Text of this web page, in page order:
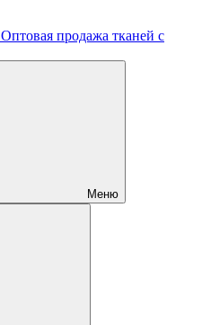
Оптовая продажа тканей с
Меню